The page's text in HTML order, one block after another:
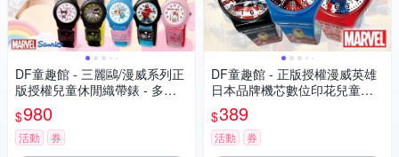
DF童趣館 - 三麗鷗/漫威系列正
版授權兒童休閒織帶錶 - 多款
可選
$980
活動 券
DF童趣館 - 正版授權漫威英雄
日本品牌機芯數位印花兒童手
錶
$389
活動 券